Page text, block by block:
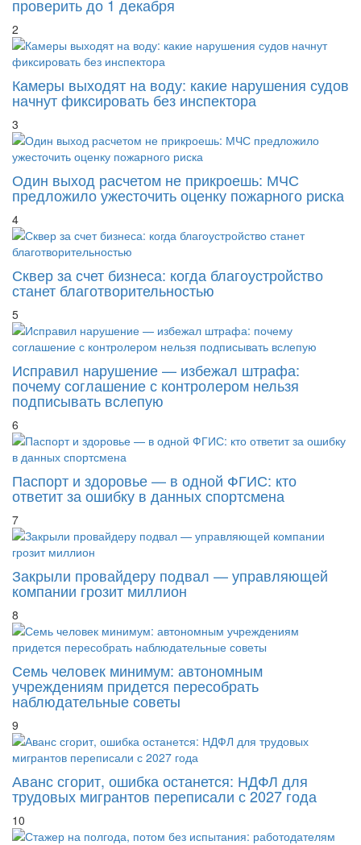
Категорию объекта перепишут без компании: что
проверить до 1 декабря
2
Камеры выходят на воду: какие нарушения судов
начнут фиксировать без инспектора
3
Один выход расчетом не прикроешь: МЧС
предложило ужесточить оценку пожарного риска
4
Сквер за счет бизнеса: когда благоустройство
станет благотворительностью
5
Исправил нарушение — избежал штрафа:
почему соглашение с контролером нельзя
подписывать вслепую
6
Паспорт и здоровье — в одной ФГИС: кто
ответит за ошибку в данных спортсмена
7
Закрыли провайдеру подвал — управляющей
компании грозит миллион
8
Семь человек минимум: автономным
учреждениям придется пересобрать
наблюдательные советы
9
Аванс сгорит, ошибка останется: НДФЛ для
трудовых мигрантов переписали с 2027 года
10